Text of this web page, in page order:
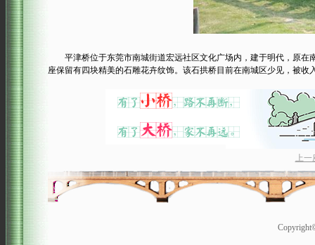
平津桥位于东莞市南城街道宏远社区文化广场内，建于明代，原在
座保留有四块精美的石雕花卉纹饰。该石拱桥目前在南城区少见，被收
上一